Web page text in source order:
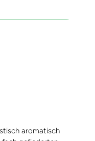
aromatisch